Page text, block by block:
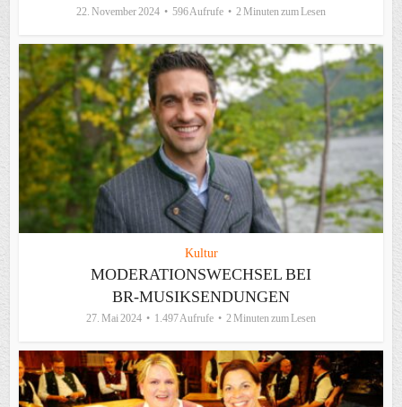
22. November 2024 596 Aufrufe 2 Minuten zum Lesen
Kultur
MODERATIONSWECHSEL BEI
BR-MUSIKSENDUNGEN
27. Mai 2024 1.497 Aufrufe 2 Minuten zum Lesen